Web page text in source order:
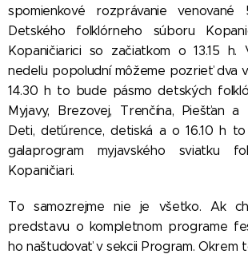
spomienkové rozprávanie venované
Detského folklórneho súboru
Kopaničiarici so začiatkom o 13.15
nedeľu popoludní môžeme pozrieť dva
14.30 h to bude pásmo detských
Myjavy, Brezovej, Trenčína, Piešťan a
Deti, deťúrence, detiská a o 16.10 h
galaprogram myjavského sviatku
Kopaničiari.
To samozrejme nie je všetko. Ak
predstavu o kompletnom programe
ho naštudovať v sekcii Program. Okrem